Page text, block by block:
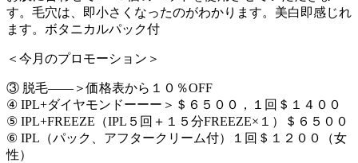
す。毛穴は、即小さくなったのがわかります。美白即感じれ
ます。ボタニカルパック付
＜今月のプロモーション＞
③ 脱毛――＞価格表から１０％OFF
④ IPL+ダイヤモンドーーー＞＄６５００，１回＄１４００
⑤ IPL+FREEZE（IPL５回＋１５分FREEZE×１）＄６５００
⑥ IPL（パック、アフタークリーム付）１回＄１２００（女
性）